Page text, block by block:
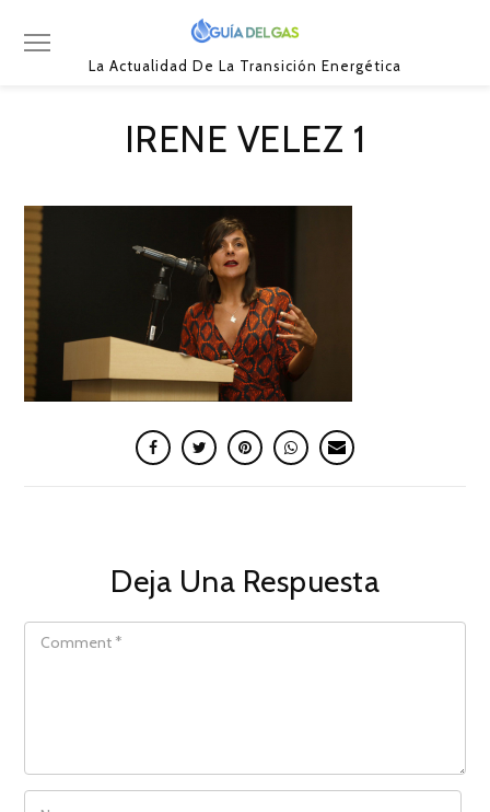
La Actualidad De La Transición Energética
IRENE VELEZ 1
Deja Una Respuesta
COMMENT
NAME